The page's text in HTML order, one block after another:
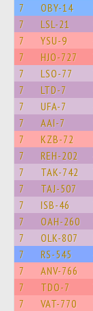
7 OBY-14
7 LSL-21
7 YSU-9
7 HJO-727
7 LSO-77
7 LTD-7
7 UFA-7
7 AAI-7
7 KZB-72
7 REH-202
7 TAK-742
7 TAJ-507
7 ISB-46
7 OAH-260
7 OLK-807
7 RS-545
7 ANV-766
7 TDO-7
7 VAT-770